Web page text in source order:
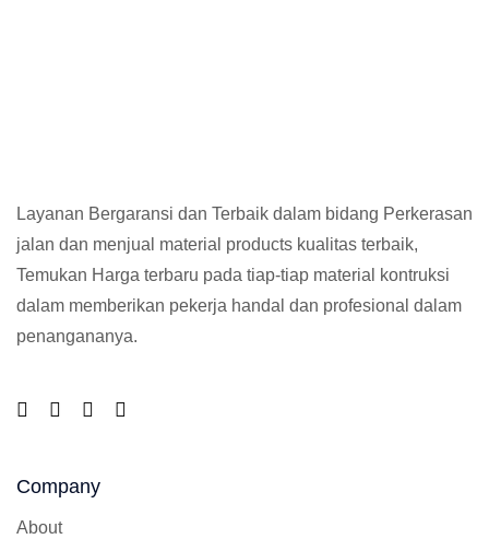
Layanan Bergaransi dan Terbaik dalam bidang Perkerasan
jalan dan menjual material products kualitas terbaik,
Temukan Harga terbaru pada tiap-tiap material kontruksi
dalam memberikan pekerja handal dan profesional dalam
penangananya.
Company
About